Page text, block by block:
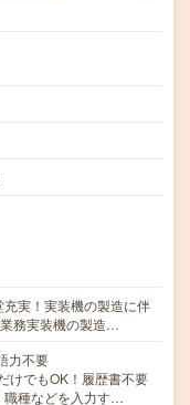
実！実装機の製造に伴
務実装機の製造…
力不要
けでもOK！履歴書不要
種などを入力す…